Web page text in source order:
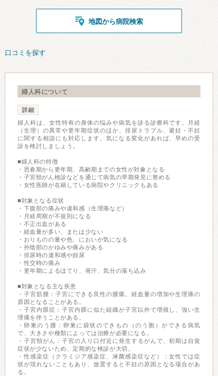
地図から病院検索
口コミを探す
婦人科について
詳細
婦人科は、女性特有の身体の悩みや病気を診る診療科です。月経
（生理）の異常や更年期症状のほか、排尿トラブル、避妊・不妊
に関する相談にも対応します。気になる変化があれば、早めの受
診を検討しましょう。
■婦人科の特徴
・思春期から更年期、高齢期までの女性が対象となる
・子宮頸がん検診などを通じて病気の早期発見に努める
・女性医師が在籍している病院やクリニックもある
■対象となる症状
・下腹部の痛みや違和感（生理痛など）
・月経周期が不規則になる
・不正出血がある
・経血量が多い、または少ない
・おりものの量や色、においが気になる
・外陰部のかゆみや痛みがある
・排尿時の違和感や頻尿
・性交時の痛み
・更年期によるほてり、発汗、気分の落ち込み
■対象となる主な疾患
・子宮筋腫：子宮にできる良性の腫瘍。経血量の増加や生理痛の
原因となることがある。
・子宮内膜症：子宮内膜に似た組織が子宮以外で増殖し、強い生
理痛を伴うことがある。
・卵巣のう腫：卵巣に袋状のできもの（のう胞）ができる病気
で、大きさや種類によっては治療が必要になる。
・子宮頸がん：子宮の入り口付近に発生するがんで、初期は自覚
症状が少ないため、定期的な検診が大切。
・性感染症（クラミジア感染症、淋菌感染症など）：女性では症
状が現れないこともあり、放置すると不妊の原因となる場合があ
る。